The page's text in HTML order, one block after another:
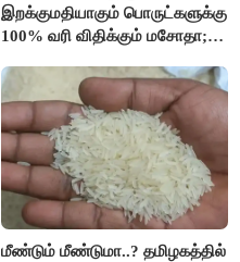
இறக்குமதியாகும் பொருட்களுக்கு
100% வரி விதிக்கும் மசோதா;
மீண்டும் மீண்டுமா..? தமிழகத்தில்